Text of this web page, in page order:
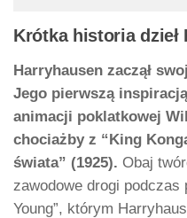
Krótka historia dzieł
Harryhausen zaczął
Jego pierwszą
animacji poklatkowej
chociażby z “King
świata” (1925). Obaj
zawodowe drogi
Young”, którym